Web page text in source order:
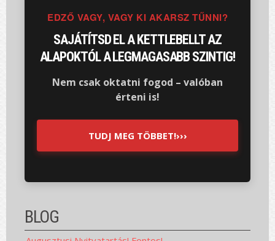
EDZŐ VAGY, VAGY KI AKARSZ TŰNNI?
SAJÁTÍTSD EL A KETTLEBELLT AZ
ALAPOKTÓL A LEGMAGASABB SZINTIG!
Nem csak oktatni fogod – valóban
érteni is!
TUDJ MEG TÖBBET!›››
BLOG